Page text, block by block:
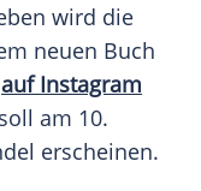
wird die
neuen Buch
aufInstagram
am 10.
erscheinen.